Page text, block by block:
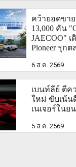
คว้ายอดขา
13,000 คัน
JAECOO"
Pioneer รุก
6 ส.ค. 2569
เบนท์ลีย์ ตีค
ใหม่ ขับเน้น
เนเจอร์ในย
5 ส.ค. 2569